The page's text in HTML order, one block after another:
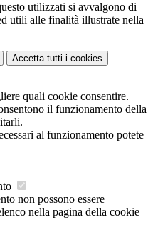
utilizzati si avvalgono di
utili alle finalità illustrate nella
Accetta tutti i cookies
quali cookie consentire.
il funzionamento della
al funzionamento potete
non possono essere
nella pagina della cookie